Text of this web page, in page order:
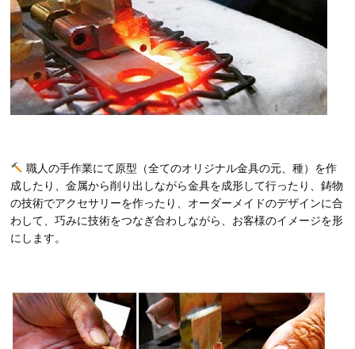
職人の手作業にて原型（全てのオリジナル金具の元、種）を作
成したり、金属から削り出しながら金具を成形して行ったり、鋳物
の技術でアクセサリーを作ったり、オーダーメイドのデザインに合
わして、巧みに技術をつなぎ合わしながら、お客様のイメージを形
にします。